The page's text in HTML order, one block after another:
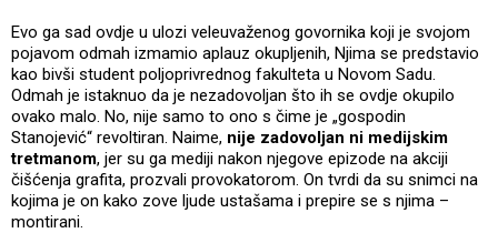
Evo ga sad ovdje u ulozi veleuvaženog govornika koji je svojom
pojavom odmah izmamio aplauz okupljenih, Njima se predstavio
kao bivši student poljoprivrednog fakulteta u Novom Sadu.
Odmah je istaknuo da je nezadovoljan što ih se ovdje okupilo
ovako malo. No, nije samo to ono s čime je „gospodin
Stanojević“ revoltiran. Naime, nije zadovoljan ni medijskim
tretmanom, jer su ga mediji nakon njegove epizode na akciji
čišćenja grafita, prozvali provokatorom. On tvrdi da su snimci na
kojima je on kako zove ljude ustašama i prepire se s njima –
montirani.